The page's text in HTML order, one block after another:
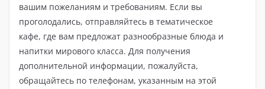
вашим пожеланиям и требованиям. Если вы
проголодались, отправляйтесь в тематическое
кафе, где вам предложат разнообразные блюда и
напитки мирового класса. Для получения
дополнительной информации, пожалуйста,
обращайтесь по телефонам, указанным на этой